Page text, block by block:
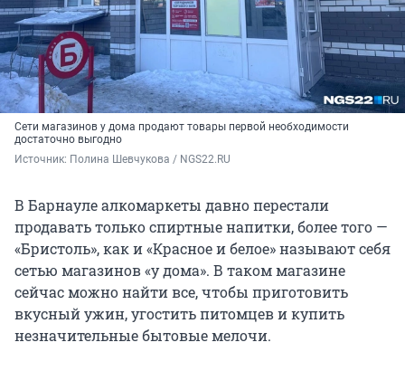
Сети магазинов у дома продают товары первой необходимости
достаточно выгодно
Источник: Полина Шевчукова / NGS22.RU
В Барнауле алкомаркеты давно перестали
продавать только спиртные напитки, более того —
«Бристоль», как и «Красное и белое» называют себя
сетью магазинов «у дома». В таком магазине
сейчас можно найти все, чтобы приготовить
вкусный ужин, угостить питомцев и купить
незначительные бытовые мелочи.